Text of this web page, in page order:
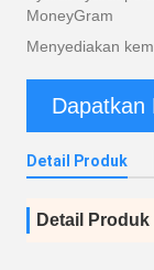
MoneyGram
Menyediakan
Dapatkan
Detail Produk
Detail Produk